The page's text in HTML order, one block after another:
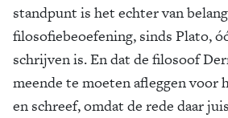
standpunt is het echter van
filosofiebeoefening, sinds Plato,
schrijven is. En dat de filosoof
meende te moeten afleggen voor
en schreef, omdat de rede daar